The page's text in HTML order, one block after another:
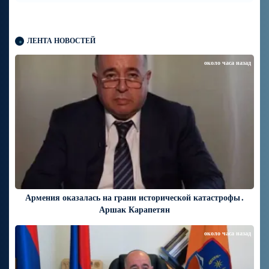
ЛЕНТА НОВОСТЕЙ
Армения оказалась на грани исторической катастрофы․
Аршак Карапетян
около часа назад
около часа назад